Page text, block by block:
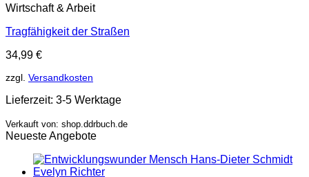
Wirtschaft & Arbeit
Tragfähigkeit der Straßen
34,99 €
zzgl. Versandkosten
Lieferzeit: 3-5 Werktage
Verkauft von: shop.ddrbuch.de
Neueste Angebote